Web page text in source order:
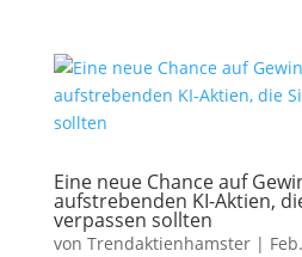
Eine neue Chance auf
aufstrebenden KI-Aktien,
verpassen sollten
von Trendaktienhamster|